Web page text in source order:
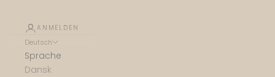
ANMELDEN
Deutsch
Sprache
Dansk